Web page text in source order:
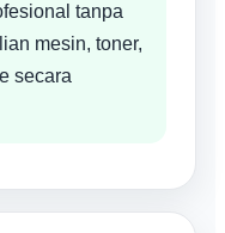
tanpa
mesin, toner,
secara